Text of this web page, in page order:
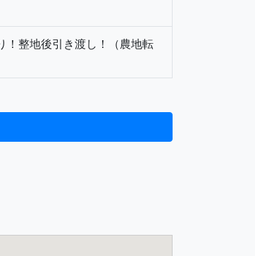
！整地後引き渡し！（農地転